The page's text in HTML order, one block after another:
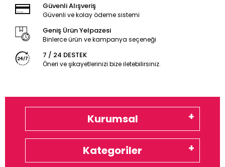
Güvenli Alışveriş
Güvenli ve kolay ödeme sistemi
Geniş Ürün Yelpazesi
Binlerce ürün ve kampanya seçeneği
7 / 24 DESTEK
Öneri ve şikayetlerinizi bize iletebilirsiniz.
Kurumsal
Kategoriler